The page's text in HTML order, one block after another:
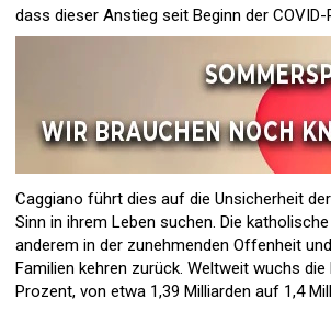
dass dieser Anstieg seit Beginn der
Caggiano führt dies auf die Unsicherheit
Sinn in ihrem Leben suchen. Die
anderem in der zunehmenden Offenheit
Familien kehren zurück. Weltweit wuchs
Prozent, von etwa 1,39 Milliarden auf 1,4